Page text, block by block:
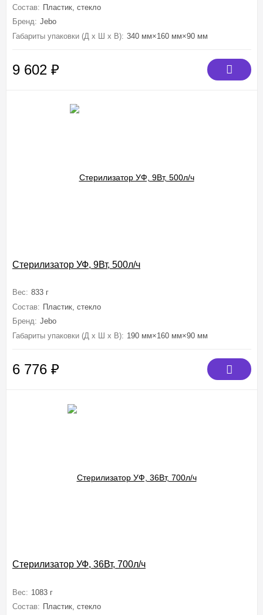
Состав: Пластик, стекло
Бренд: Jebo
Габариты упаковки (Д х Ш х В): 340 мм×160 мм×90 мм
9 602 ₽
Стерилизатор УФ, 9Вт, 500л/ч
Вес: 833 г
Состав: Пластик, стекло
Бренд: Jebo
Габариты упаковки (Д х Ш х В): 190 мм×160 мм×90 мм
6 776 ₽
Стерилизатор УФ, 36Вт, 700л/ч
Вес: 1083 г
Состав: Пластик, стекло